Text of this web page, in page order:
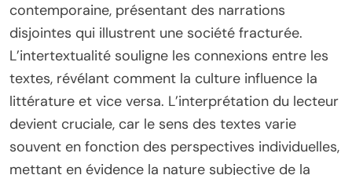
contemporaine, présentant des narrations
disjointes qui illustrent une société fracturée.
L’intertextualité souligne les connexions entre les
textes, révélant comment la culture influence la
littérature et vice versa. L’interprétation du lecteur
devient cruciale, car le sens des textes varie
souvent en fonction des perspectives individuelles,
mettant en évidence la nature subjective de la